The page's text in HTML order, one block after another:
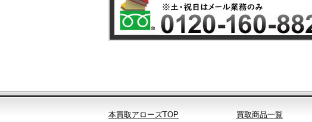
本買取アローズTOP 買取商品一覧